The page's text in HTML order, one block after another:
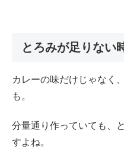
とろみが足りない
カレーの味だけじゃなく
も。
分量通り作っていても、
すよね。